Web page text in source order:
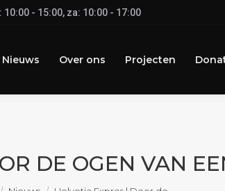
10:00 - 15:00, za: 10:00 - 17:00
Nieuws Over ons Projecten
DE OGEN VAN
hier:
Over ons